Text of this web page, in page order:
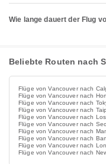
Wie lange dauert der Flug
Beliebte Routen nach
Flüge von Vancouver nach
Flüge von Vancouver nach
Flüge von Vancouver nach
Flüge von Vancouver nach
Flüge von Vancouver nach
Flüge von Vancouver nach
Flüge von Vancouver nach
Flüge von Vancouver nach
Flüge von Vancouver nach
Flüge von Vancouver nach